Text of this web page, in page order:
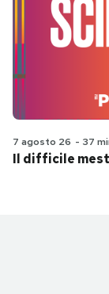
7 agosto 26 - 37
Il difficile